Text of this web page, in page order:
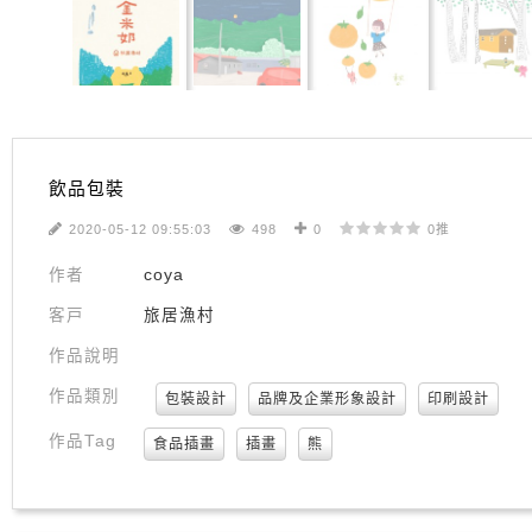
飲品包裝
2020-05-12 09:55:03 498 0 0推
作者 coya
客戸 旅居漁村
作品說明
作品類別 包裝設計 品牌及企業形象設計 印刷設計
作品Tag 食品插畫 插畫 熊